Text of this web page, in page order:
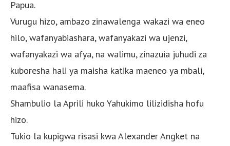
Papua.
Vurugu hizo, ambazo zinawalenga wakazi wa eneo
hilo, wafanyabiashara, wafanyakazi wa ujenzi,
wafanyakazi wa afya, na walimu, zinazuia juhudi za
kuboresha hali ya maisha katika maeneo ya mbali,
maafisa wanasema.
Shambulio la Aprili huko Yahukimo lilizidisha hofu
hizo.
Tukio la kupigwa risasi kwa Alexander Angket na